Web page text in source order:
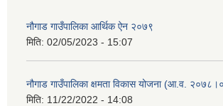
नौगाड गाउँपालिका आर्थिक ऐन २०७९
मिति: 02/05/2023 - 15:07
नौगाड गाउँपालिका क्षमता विकास योजना (आ.व.
मिति: 11/22/2022 - 14:08